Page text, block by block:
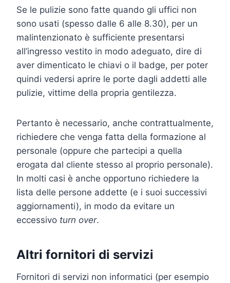
Se le pulizie sono fatte quando gli uffici non
sono usati (spesso dalle 6 alle 8.30), per un
malintenzionato è sufficiente presentarsi
all’ingresso vestito in modo adeguato, dire di
aver dimenticato le chiavi o il badge, per poter
quindi vedersi aprire le porte dagli addetti alle
pulizie, vittime della propria gentilezza.
Pertanto è necessario, anche contrattualmente,
richiedere che venga fatta della formazione al
personale (oppure che partecipi a quella
erogata dal cliente stesso al proprio personale).
In molti casi è anche opportuno richiedere la
lista delle persone addette (e i suoi successivi
aggiornamenti), in modo da evitare un
eccessivo turn over.
Altri fornitori di servizi
Fornitori di servizi non informatici (per esempio